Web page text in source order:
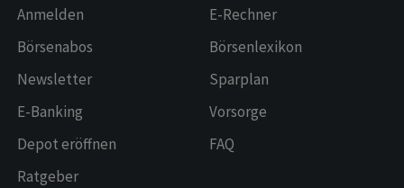
Anmelden
Börsenabos
Newsletter
E-Banking
Depot eröffnen
Ratgeber
E-Rechner
Börsenlexikon
Sparplan
Vorsorge
FAQ